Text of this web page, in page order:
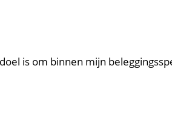
is om binnen mijn